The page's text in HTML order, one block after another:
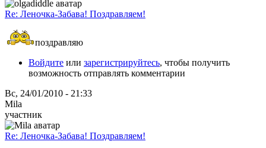
Re: Леночка-Забава! Поздравляем!
поздравляю
Войдите или зарегистрируйтесь, чтобы получить
возможность отправлять комментарии
Вс, 24/01/2010 - 21:33
Mila
участник
Re: Леночка-Забава! Поздравляем!